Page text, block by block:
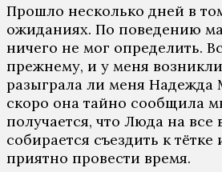
Прошло несколько дней в
ожиданиях. По поведению
ничего не мог определить.
прежнему, и у меня
разыграла ли меня Надежда
скоро она тайно сообщила
получается, что Люда на все
собирается съездить к
приятно провести время.